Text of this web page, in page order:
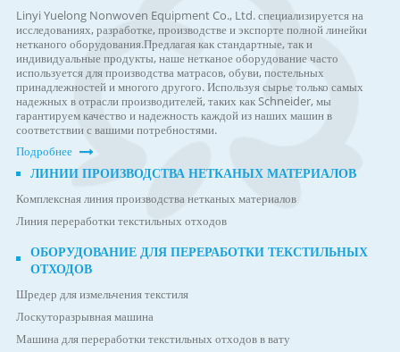
Linyi Yuelong Nonwoven Equipment Co., Ltd. специализируется на
исследованиях, разработке, производстве и экспорте полной линейки
нетканого оборудования.Предлагая как стандартные, так и
индивидуальные продукты, наше нетканое оборудование часто
используется для производства матрасов, обуви, постельных
принадлежностей и многого другого. Используя сырье только самых
надежных в отрасли производителей, таких как Schneider, мы
гарантируем качество и надежность каждой из наших машин в
соответствии с вашими потребностями.
Подробнее
ЛИНИИ ПРОИЗВОДСТВА НЕТКАНЫХ МАТЕРИАЛОВ
Комплексная линия производства нетканых материалов
Линия переработки текстильных отходов
ОБОРУДОВАНИЕ ДЛЯ ПЕРЕРАБОТКИ ТЕКСТИЛЬНЫХ
ОТХОДОВ
Шредер для измельчения текстиля
Лоскуторазрывная машина
Машина для переработки текстильных отходов в вату